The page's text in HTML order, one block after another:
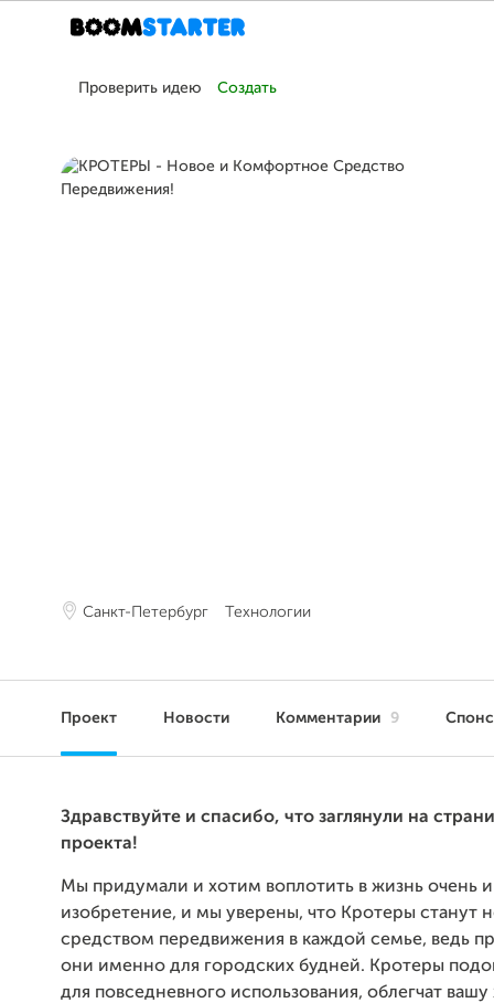
Проверить идею Создать
Санкт-Петербург Технологии
Проект Новости Комментарии 9
Здравствуйте и спасибо, что заглянули на
проекта!
Мы придумали и хотим воплотить в жизнь очень
изобретение, и мы уверены, что Кротеры станут
средством передвижения в каждой семье, ведь
они именно для городских будней. Кротеры
для повседневного использования, облегчат